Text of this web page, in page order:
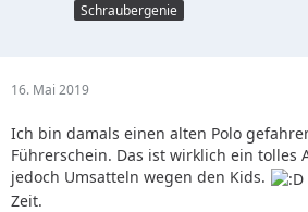
Schraubergenie
16. Mai 2019
Ich bin damals einen alten Polo
Führerschein. Das ist wirklich ein tolles
jedoch Umsatteln wegen den Kids.
Zeit.